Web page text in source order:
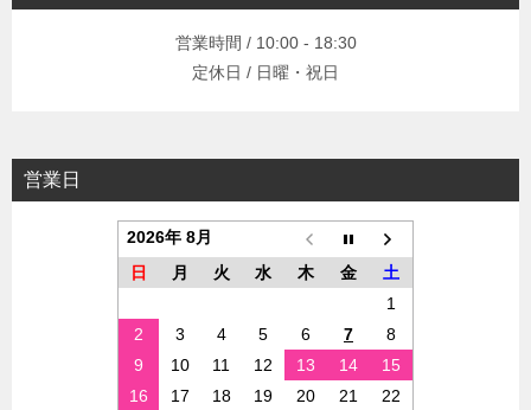
営業時間 / 10:00 - 18:30
定休日 / 日曜・祝日
営業日
2026年 8月
日
月 火 水 木 金
土
1
2
3 4 5 6 7
8
9
10 11 12 13 14
15
16
17 18 19 20 21
22